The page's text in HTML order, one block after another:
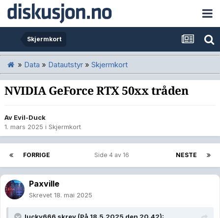
Skjermkort
» Data » Datautstyr » Skjermkort
NVIDIA GeForce RTX 50xx tråden
Av Evil-Duck
1. mars 2025 i Skjermkort
FORRIGE NESTE
Side 4 av 16
Paxville
Skrevet 18. mai 2025